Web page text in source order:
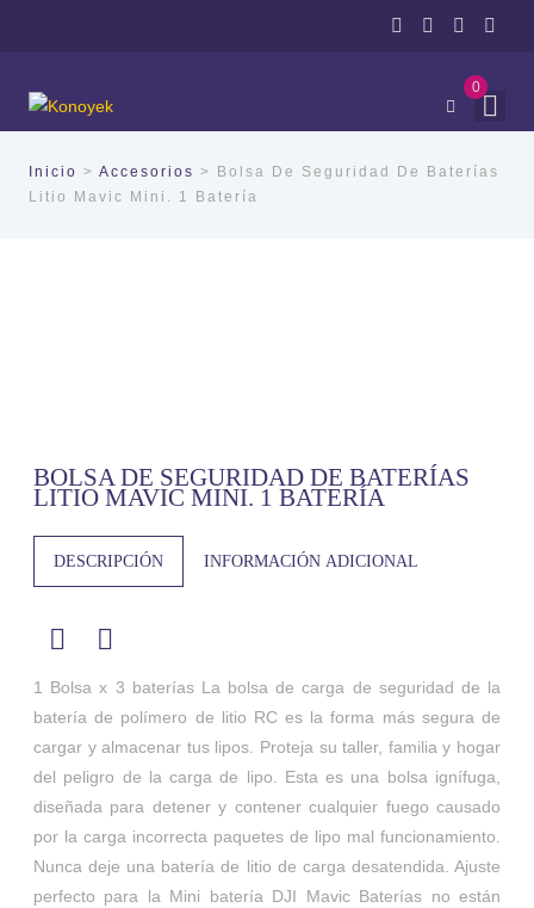
0
Inicio > Accesorios > Bolsa De Seguridad De Baterías
Litio Mavic Mini. 1 Batería
BOLSA DE SEGURIDAD DE BATERÍAS
LITIO MAVIC MINI. 1 BATERÍA
DESCRIPCIÓN INFORMACIÓN ADICIONAL
1 Bolsa x 3 baterías La bolsa de carga de seguridad de la
batería de polímero de litio RC es la forma más segura de
cargar y almacenar tus lipos. Proteja su taller, familia y hogar
del peligro de la carga de lipo. Esta es una bolsa ignífuga,
diseñada para detener y contener cualquier fuego causado
por la carga incorrecta paquetes de lipo mal funcionamiento.
Nunca deje una batería de litio de carga desatendida. Ajuste
perfecto para la Mini batería DJI Mavic Baterías no están